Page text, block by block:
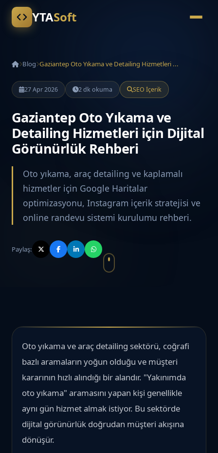
YTASoft
Blog Gaziantep Oto Yıkama ve Detailing Hizmetleri ...
27 Apr 2026 2 dk okuma SEO İçerik
Gaziantep Oto Yıkama ve
Detailing Hizmetleri için Dijital
Görünürlük Rehberi
Oto yıkama, araç detailing ve kaplamalı
hizmetler için Google Haritalar
optimizasyonu, Instagram içerik stratejisi ve
online randevu sistemi kurulumu rehberi.
Paylaş:
Oto yıkama ve araç detailing sektörü, coğrafi
bazlı aramaların yoğun olduğu ve müşteri
kararının hızlı alındığı bir alandır. "Yakınımda
oto yıkama" aramasını yapan kişi genellikle
aynı gün hizmet almak istiyor. Bu sektörde
dijital görünürlük doğrudan müşteri akışına
dönüşür.